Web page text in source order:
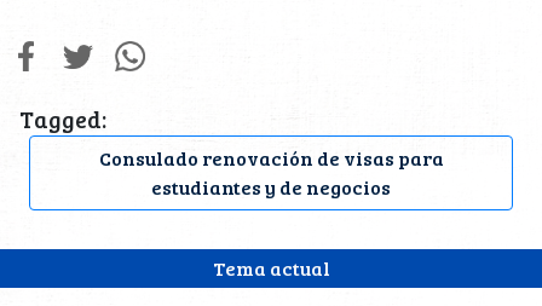
Tema actual
Tagged:
Consulado renovación de visas para
estudiantes y de negocios